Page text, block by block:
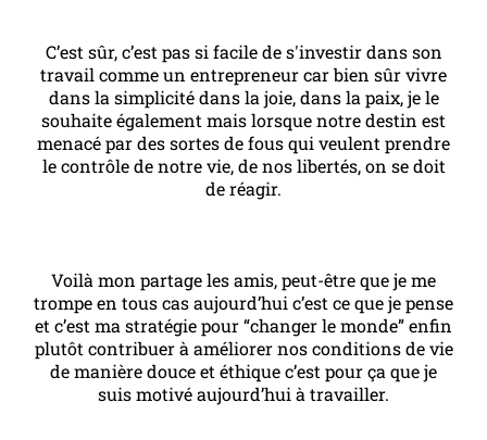
C’est sûr, c’est pas si facile de s'investir dans son
travail comme un entrepreneur car bien sûr vivre
dans la simplicité dans la joie, dans la paix, je le
souhaite également mais lorsque notre destin est
menacé par des sortes de fous qui veulent prendre
le contrôle de notre vie, de nos libertés, on se doit
de réagir.
Voilà mon partage les amis, peut-être que je me
trompe en tous cas aujourd’hui c’est ce que je pense
et c’est ma stratégie pour “changer le monde” enfin
plutôt contribuer à améliorer nos conditions de vie
de manière douce et éthique c’est pour ça que je
suis motivé aujourd’hui à travailler.